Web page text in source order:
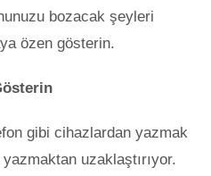
bozacak şeyleri
özen gösterin.
gibi cihazlardan yazmak
uzaklaştırıyor.